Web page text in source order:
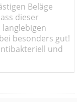
Beläge
dieser
besonders gut!
und